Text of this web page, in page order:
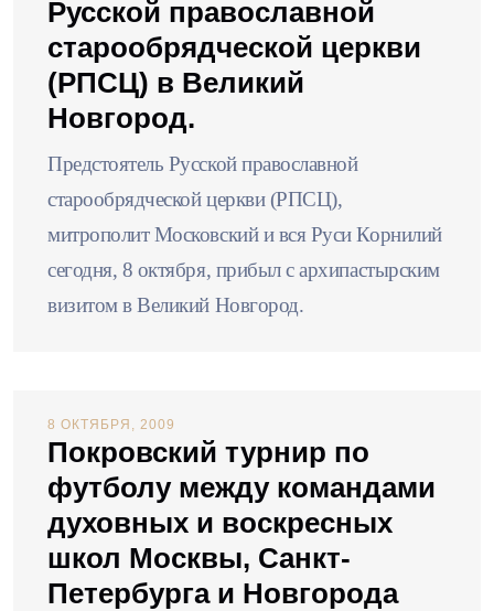
Русской православной
старообрядческой церкви
(РПСЦ) в Великий
Новгород.
Предстоятель Русской православной
старообрядческой церкви (РПСЦ),
митрополит Московский и вся Руси Корнилий
сегодня, 8 октября, прибыл с архипастырским
визитом в Великий Новгород.
8 ОКТЯБРЯ, 2009
Покровский турнир по
футболу между командами
духовных и воскресных
школ Москвы, Санкт-
Петербурга и Новгорода